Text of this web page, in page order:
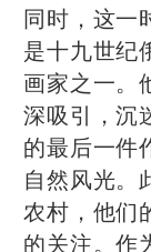
同时，这一
是十九世纪
画家之一。
深吸引，沉
的最后一件
自然风光。
农村，他们
的关注。作